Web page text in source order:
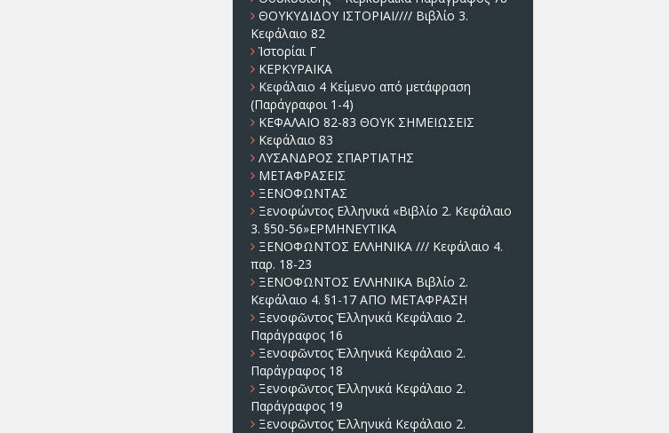
ΘΟΥΚΥΔΙΔΟΥ ΙΣΤΟΡΙΑΙ//// Βιβλίο 3.
Κεφάλαιο 82
Ἱστορίαι Γ
ΚΕΡΚΥΡΑΙΚΑ
Κεφάλαιο 4 Κείμενο από μετάφραση
(Παράγραφοι 1-4)
ΚΕΦΑΛΑΙΟ 82-83 ΘΟΥΚ ΣΗΜΕΙΩΣΕΙΣ
Κεφάλαιο 83
ΛΥΣΑΝΔΡΟΣ ΣΠΑΡΤΙΑΤΗΣ
ΜΕΤΑΦΡΑΣΕΙΣ
ΞΕΝΟΦΩΝΤΑΣ
Ξενοφώντος Ελληνικά «Βιβλίο 2. Κεφάλαιο
3. §50-56»EΡΜΗΝΕΥΤΙΚΑ
ΞΕΝΟΦΩΝΤΟΣ ΕΛΛΗΝΙΚΑ /// Κεφάλαιο 4.
παρ. 18-23
ΞΕΝΟΦΩΝΤΟΣ ΕΛΛΗΝΙΚΑ Βιβλίο 2.
Κεφάλαιο 4. §1-17 ΑΠΟ ΜΕΤΑΦΡΑΣΗ
Ξενοφῶντος Ἑλληνικά Κεφάλαιο 2.
Παράγραφος 16
Ξενοφῶντος Ἑλληνικά Κεφάλαιο 2.
Παράγραφος 18
Ξενοφῶντος Ἑλληνικά Κεφάλαιο 2.
Παράγραφος 19
Ξενοφῶντος Ἑλληνικά Κεφάλαιο 2.